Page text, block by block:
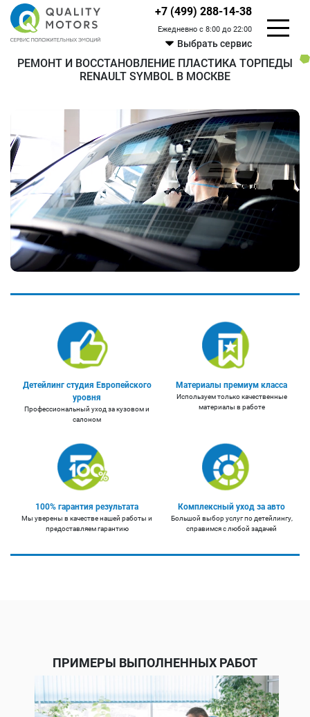
+7 (499) 288-14-38
Ежедневно с 8:00 до 22:00
Выбрать сервис
РЕМОНТ И ВОССТАНОВЛЕНИЕ ПЛАСТИКА ТОРПЕДЫ
RENAULT SYMBOL В МОСКВЕ
Детейлинг студия Европейского
уровня
Профессиональный уход за кузовом и
салоном
Материалы премиум класса
Используем только качественные
материалы в работе
100% гарантия результата
Мы уверены в качестве нашей работы и
предоставляем гарантию
Комплексный уход за авто
Большой выбор услуг по детейлингу,
справимся с любой задачей
ПРИМЕРЫ ВЫПОЛНЕННЫХ РАБОТ